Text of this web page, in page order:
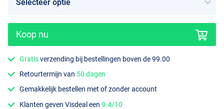
Koop nu
Gratisverzending bij bestellingen boven de 99.00
Retourtermijn van 50 dagen
Gemakkelijk bestellen met of zonder account
Klanten geven Visdeal een9.4/10